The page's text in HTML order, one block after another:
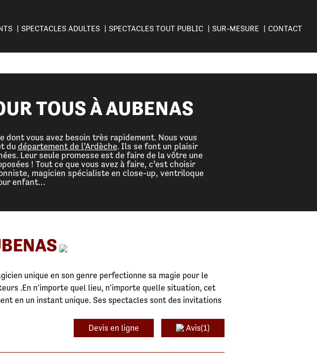
SPECTACLES ADULTES SPECTACLES TOUT PUBLIC SUR-MESURE CONTACT
TOUS À AUBENAS
dont vous avez besoin très rapidement. Nous vous
du département de l’Ardèche. Ils se font un plaisir
Leur seule promesse est de faire de la vôtre une
! Tout ce que vous avez à faire, c’est choisir
magicien spécialiste en close-up, ventriloque
enfant…
unique en son genre perfectionne sa magie pour le
.En n'importe quel lieu, n'importe quelle situation, cet
en un instant unique. Ses spectacles sont des invitations
Devis en ligne
Avis(1)